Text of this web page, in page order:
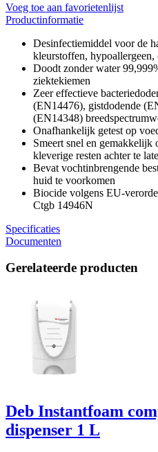
Voeg toe aan favorietenlijst
Productinformatie
Desinfectiemiddel voor de
kleurstoffen, hypoallergeen,
Doodt zonder water
ziektekiemen
Zeer effectieve
(EN14476), gistdodende
(EN14348)
Onafhankelijk getest op
Smeert snel en gemakkelijk
kleverige resten achter te
Bevat vochtinbrengende
huid te voorkomen
Biocide volgens EU-
Ctgb 14946N
Specificaties
Documenten
Gerelateerde producten
Deb Instantfoam
dispenser 1 L